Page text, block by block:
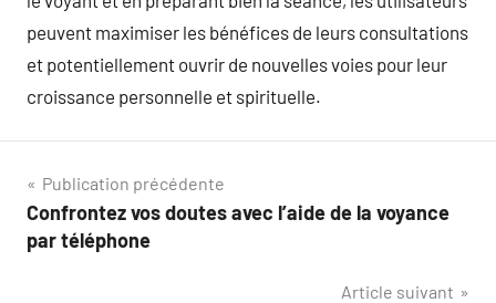
peuvent maximiser les bénéfices de leurs consultations
et potentiellement ouvrir de nouvelles voies pour leur
croissance personnelle et spirituelle.
Navigation
de
Publication précédente
Confrontez vos doutes avec l’aide de la voyance
par téléphone
Article suivant